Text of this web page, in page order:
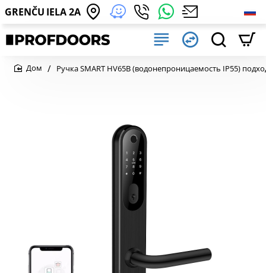
GRENČU IELA 2A
Ручка SMART HV65B (водонепроницаемость IP55)